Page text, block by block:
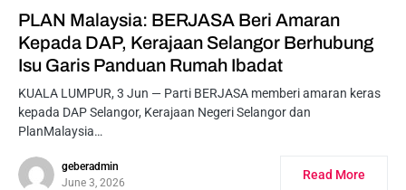
PLAN Malaysia: BERJASA Beri Amaran
Kepada DAP, Kerajaan Selangor Berhubung
Isu Garis Panduan Rumah Ibadat
KUALA LUMPUR, 3 Jun — Parti BERJASA memberi amaran keras
kepada DAP Selangor, Kerajaan Negeri Selangor dan
PlanMalaysia…
geberadmin
June 3, 2026
Read More